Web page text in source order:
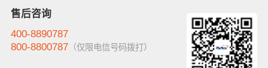
售后咨询
400-8890787
800-8800787（仅限电信号码拨打）